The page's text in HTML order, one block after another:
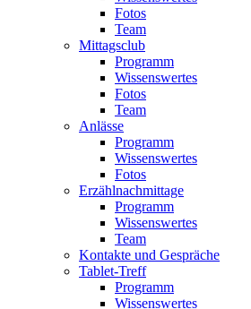
Fotos
Team
Mittagsclub
Programm
Wissenswertes
Fotos
Team
Anlässe
Programm
Wissenswertes
Fotos
Erzählnachmittage
Programm
Wissenswertes
Team
Kontakte und Gespräche
Tablet-Treff
Programm
Wissenswertes